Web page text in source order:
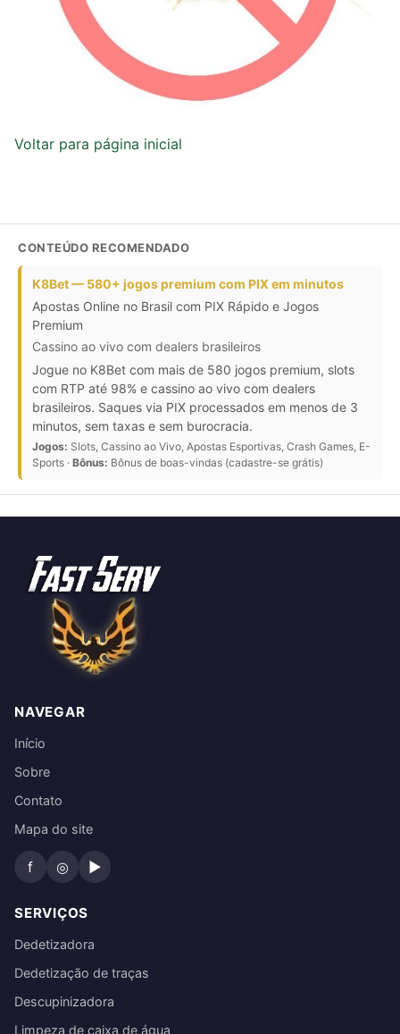
Voltar para página inicial
CONTEÚDO RECOMENDADO
K8Bet — 580+ jogos premium com PIX em minutos
Apostas Online no Brasil com PIX Rápido e Jogos
Premium
Cassino ao vivo com dealers brasileiros
Jogue no K8Bet com mais de 580 jogos premium, slots
com RTP até 98% e cassino ao vivo com dealers
brasileiros. Saques via PIX processados em menos de 3
minutos, sem taxas e sem burocracia.
Jogos: Slots, Cassino ao Vivo, Apostas Esportivas, Crash Games, E-
Sports · Bônus: Bônus de boas-vindas (cadastre-se grátis)
NAVEGAR
Início
Sobre
Contato
Mapa do site
f ◎ ▶
SERVIÇOS
Dedetizadora
Dedetização de traças
Descupinizadora
Limpeza de caixa de água